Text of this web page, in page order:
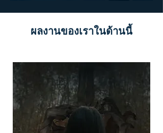
ผลงานของเราในด้านนี้